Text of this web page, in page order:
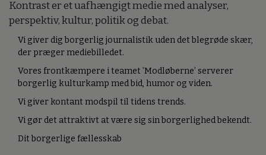
Kontrast er et uafhængigt medie med analyser,
perspektiv, kultur, politik og debat.
Vi giver dig borgerlig journalistik uden det blegrøde skær,
der præger mediebilledet.
Vores frontkæmpere i teamet ’Modløberne’ serverer
borgerlig kulturkamp med bid, humor og viden.
Vi giver kontant modspil til tidens trends.
Vi gør det attraktivt at være sig sin borgerlighed bekendt.
Dit borgerlige fællesskab